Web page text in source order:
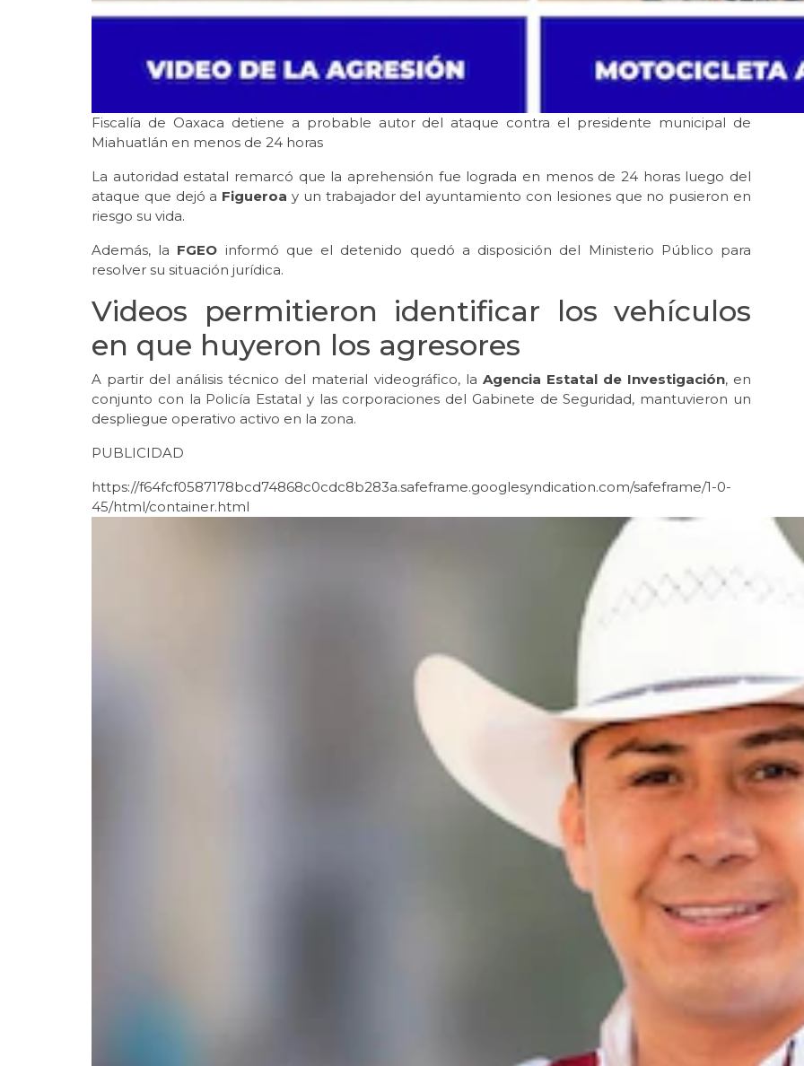
Fiscalía de Oaxaca detiene a probable autor del ataque contra el presidente municipal de
Miahuatlán en menos de 24 horas
La autoridad estatal remarcó que la aprehensión fue lograda en menos de 24 horas luego del
ataque que dejó a Figueroay un trabajador del ayuntamiento con lesiones que no pusieron en
riesgo su vida.
Además, la FGEO informó que el detenido quedó a disposición del Ministerio Público para
resolver su situación jurídica.
Videos permitieron identificar los vehículos
en que huyeron los agresores
A partir del análisis técnico del material videográfico, la Agencia Estatal de Investigación, en
conjunto con la Policía Estatal y las corporaciones del Gabinete de Seguridad, mantuvieron un
despliegue operativo activo en la zona.
PUBLICIDAD
https://f64fcf0587178bcd74868c0cdc8b283a.safeframe.googlesyndication.com/safeframe/1-0-
45/html/container.html